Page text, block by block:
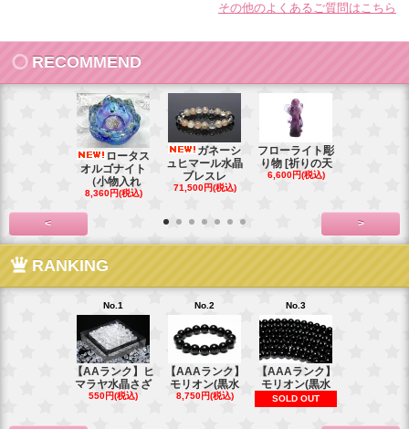
その他のよくあるご質問はこちら
RECOMMEND
ロータス
オルゴナイト
（小物入れ
8,360円(税込)
ガネーシ
ュヒマール水晶
ブレスレ
71,500円(税込)
フローライト彫
り物 [祈りの天
6,600円(税込)
< >
RANKING
No.1
【AAランク】ヒ
マラヤ水晶さざ
550円(税込)
No.2
【AAAランク】
モリオン(黒水
8,750円(税込)
No.3
【AAAランク】
モリオン(黒水
SOLD OUT